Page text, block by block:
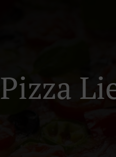
Pizza